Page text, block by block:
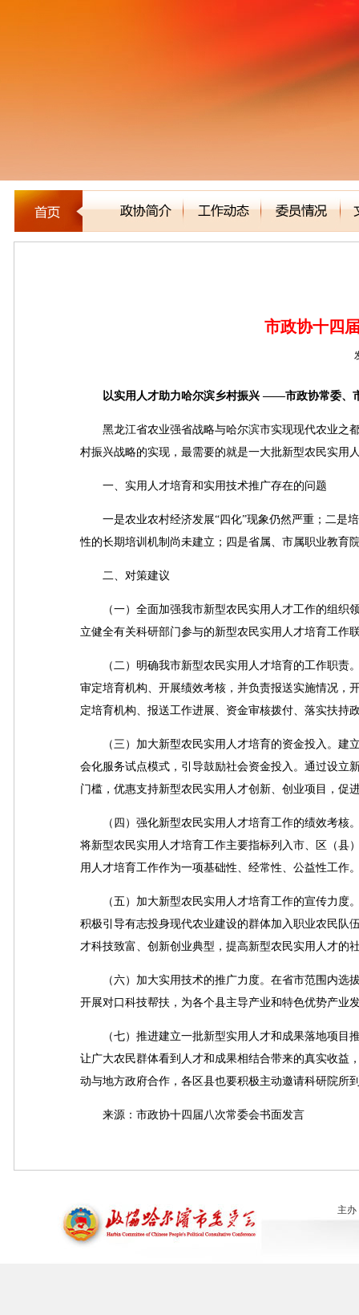
市政协十四
以实用人才助力哈尔滨乡村振兴 ——市政协常委、
黑龙江省农业强省战略与哈尔滨市实现现代农业之
村振兴战略的实现，最需要的就是一大批新型农民实用
一、实用人才培育和实用技术推广存在的问题
一是农业农村经济发展“四化”现象仍然严重；二是
性的长期培训机制尚未建立；四是省属、市属职业教育
二、对策建议
（一）全面加强我市新型农民实用人才工作的组织
立健全有关科研部门参与的新型农民实用人才培育工作
（二）明确我市新型农民实用人才培育的工作职责
审定培育机构、开展绩效考核，并负责报送实施情况，
定培育机构、报送工作进展、资金审核拨付、落实扶持
（三）加大新型农民实用人才培育的资金投入。建
会化服务试点模式，引导鼓励社会资金投入。通过设立
门槛，优惠支持新型农民实用人才创新、创业项目，促
（四）强化新型农民实用人才培育工作的绩效考核
将新型农民实用人才培育工作主要指标列入市、区（县
用人才培育工作作为一项基础性、经常性、公益性工作
（五）加大新型农民实用人才培育工作的宣传力度
积极引导有志投身现代农业建设的群体加入职业农民队
才科技致富、创新创业典型，提高新型农民实用人才的
（六）加大实用技术的推广力度。在省市范围内选
开展对口科技帮扶，为各个县主导产业和特色优势产业
（七）推进建立一批新型实用人才和成果落地项目
让广大农民群体看到人才和成果相结合带来的真实收益
动与地方政府合作，各区县也要积极主动邀请科研院所
来源：市政协十四届八次常委会书面发言
主